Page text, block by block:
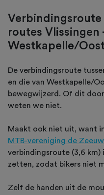
Verbindingsroute
routes Vlissingen
Westkapelle/
De verbindingsroute
en die van Westkapelle/
bewegwijzerd. Of dit
weten we niet.
Maakt ook niet uit, want
MTB-vereniging de
verbindingsroute (3,6
zetten, zodat bikers niet
Zelf de handen uit de